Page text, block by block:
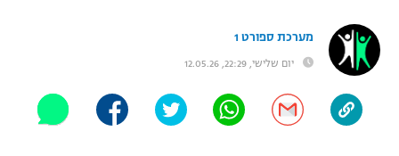
"מחצית בשכונה" – פודקאסט
היאבקות WWE
ספורט מוטורי
מערכת ספורט 1
יום שלישי, 22:29, 12.05.26